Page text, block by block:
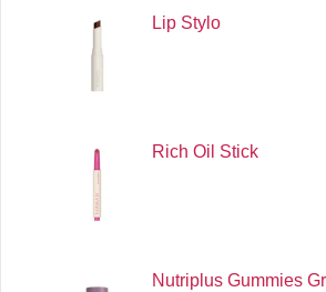
Lip Stylo
Rich Oil Stick
Nutriplus Gummies